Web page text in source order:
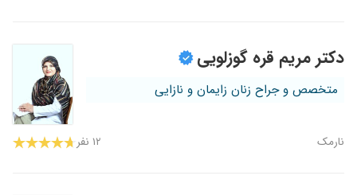
دکتر مریم قره گوزلویی
متخصص و جراح زنان زایمان و نازایی
نارمک ۱۲ نفر